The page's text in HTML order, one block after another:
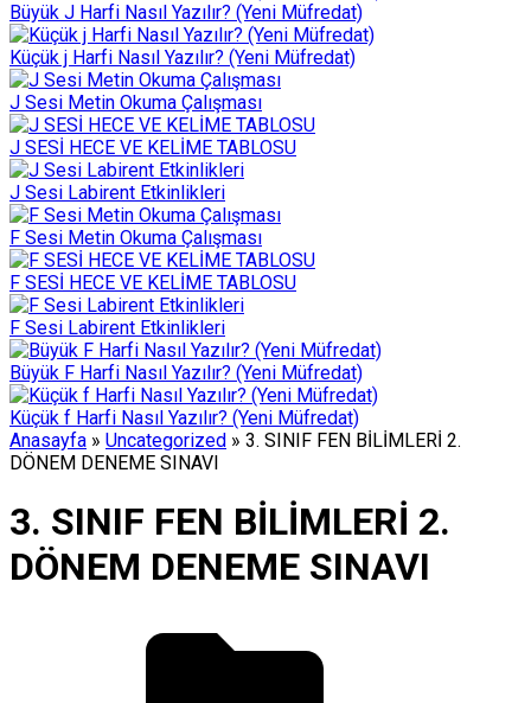
Büyük J Harfi Nasıl Yazılır? (Yeni Müfredat)
Küçük j Harfi Nasıl Yazılır? (Yeni Müfredat)
J Sesi Metin Okuma Çalışması
J SESİ HECE VE KELİME TABLOSU
J Sesi Labirent Etkinlikleri
F Sesi Metin Okuma Çalışması
F SESİ HECE VE KELİME TABLOSU
F Sesi Labirent Etkinlikleri
Büyük F Harfi Nasıl Yazılır? (Yeni Müfredat)
Küçük f Harfi Nasıl Yazılır? (Yeni Müfredat)
Anasayfa » Uncategorized » 3. SINIF FEN BİLİMLERİ 2.
DÖNEM DENEME SINAVI
3. SINIF FEN BİLİMLERİ 2.
DÖNEM DENEME SINAVI